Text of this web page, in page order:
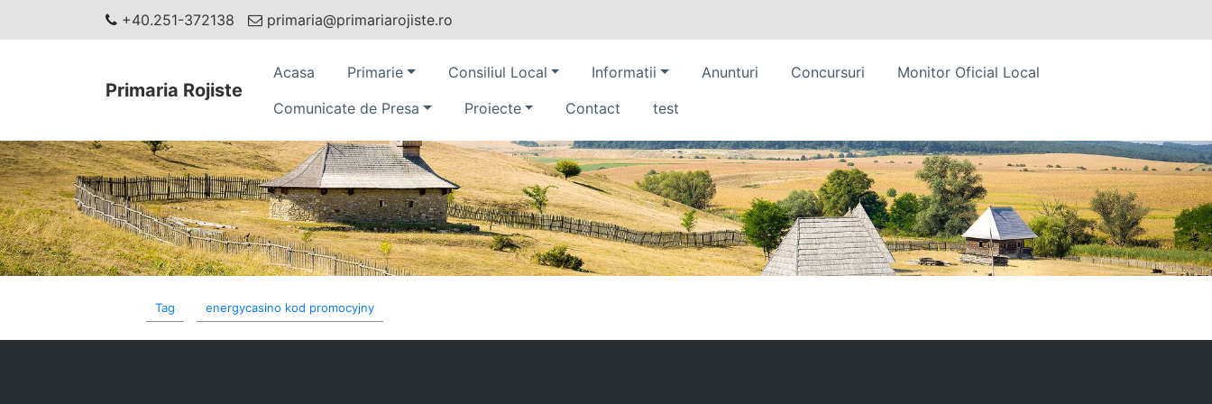
+40.251-372138 primaria@primariarojiste.ro
Primaria Rojiste
Acasa Primarie Consiliul Local Informatii Anunturi Concursuri
Monitor Oficial Local
Comunicate de Presa
Proiecte Contact test
Tag energycasino kod promocyjny